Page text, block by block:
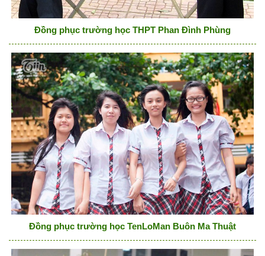
Đồng phục trường học THPT Phan Đình Phùng
Đồng phục trường học TenLoMan Buôn Ma Thuật